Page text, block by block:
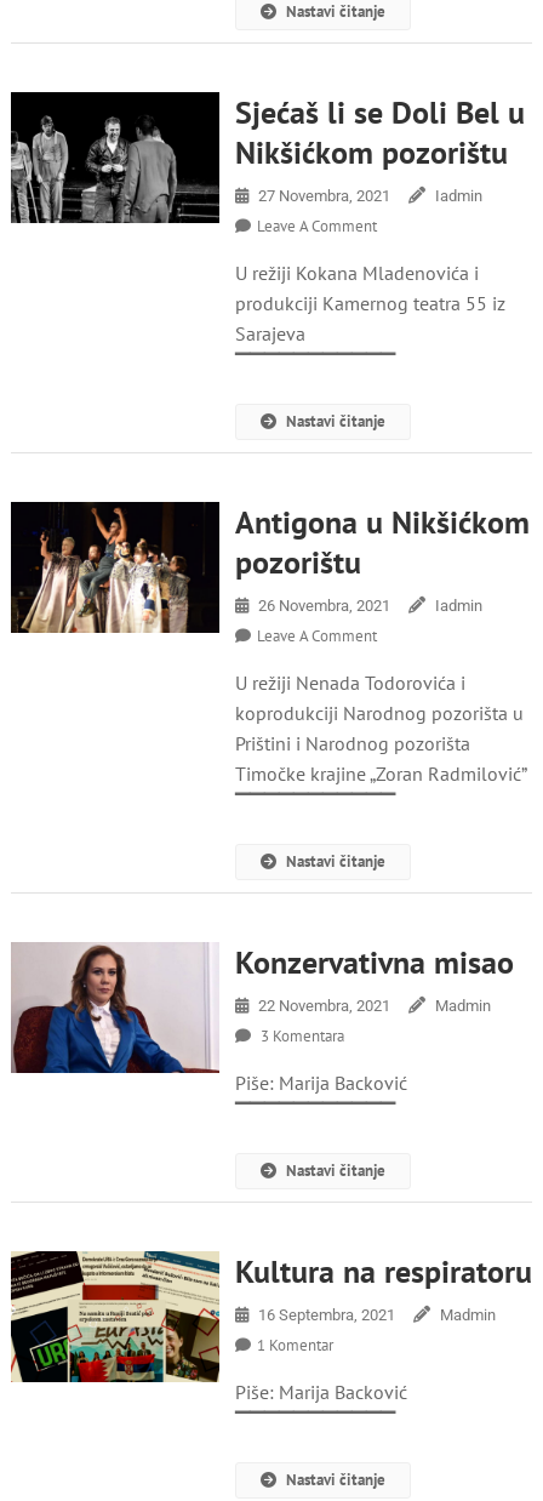
Nastavi čitanje
Sjećaš li se Doli Bel u
Nikšićkom pozorištu
27 Novembra, 2021 Iadmin
Leave A CommentOn
Li
Se
Doli
Pozorištu
U režiji Kokana Mladenovića i
produkciji Kamernog teatra 55 iz
Sarajeva
Nastavi čitanje
Antigona u Nikšićkom
pozorištu
26 Novembra, 2021 Iadmin
Leave A CommentOn
U
Nikšićkom
Pozorištu
U režiji Nenada Todorovića i
koprodukciji Narodnog pozorišta u
Prištini i Narodnog pozorišta
Timočke krajine „Zoran Radmilović”
Nastavi čitanje
Konzervativna misao
22 Novembra, 2021 Madmin
3 KomentaraZa
Misao
Piše: Marija Backović
Nastavi čitanje
Kultura na respiratoru
16 Septembra, 2021 Madmin
1 KomentarNa
Na
Respiratoru
Piše: Marija Backović
Nastavi čitanje